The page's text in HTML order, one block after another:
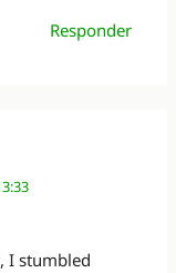
Responder
I stumbled